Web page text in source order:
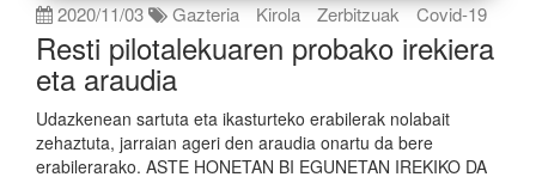
2020/11/03 Gazteria Kirola Zerbitzuak Covid-19
Resti pilotalekuaren probako irekiera
eta araudia
Udazkenean sartuta eta ikasturteko erabilerak nolabait
zehaztuta, jarraian ageri den araudia onartu da bere
erabilerarako. ASTE HONETAN BI EGUNETAN IREKIKO DA